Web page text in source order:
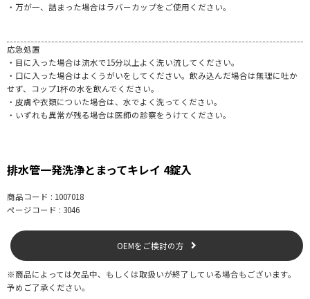
・万が一、詰まった場合はラバーカップをご使用ください。
応急処置
・目に入った場合は流水で15分以上よく洗い流してください。
・口に入った場合はよくうがいをしてください。飲み込んだ場合は無理に吐か
せず、コップ1杯の水を飲んでください。
・皮膚や衣類についた場合は、水でよく洗ってください。
・いずれも異常が残る場合は医師の診察をうけてください。
排水管一発洗浄とまってキレイ 4錠入
商品コード : 1007018
ページコード : 3046
OEMをご検討の方
※商品によっては欠品中、もしくは取扱いが終了している場合もございます。
予めご了承ください。